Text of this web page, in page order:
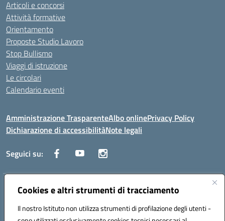
Cookies e altri strumenti di tracciamento
Il nostro Istituto non utilizza strumenti di profilazione degli utenti -
Articoli e concorsi
Attività formative
Orientamento
Proposte Studio Lavoro
Stop Bullismo
Viaggi di istruzione
Le circolari
Calendario eventi
Amministrazione TrasparenteAlbo onlinePrivacy Policy
Dichiarazione di accessibilitàNote legali
Seguici su:
Indirizzo:Corso Fornari, 1 - 70056 Molfetta
Posta elettronica certificata (PEC):BARH04000D@pec.istruzione.it